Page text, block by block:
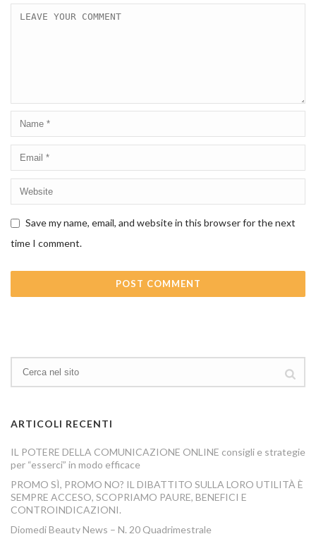
Save my name, email, and website in this browser for the next
time I comment.
ARTICOLI RECENTI
IL POTERE DELLA COMUNICAZIONE ONLINE consigli e strategie
per “esserci” in modo efficace
PROMO SÌ, PROMO NO? IL DIBATTITO SULLA LORO UTILITÀ È
SEMPRE ACCESO, SCOPRIAMO PAURE, BENEFICI E
CONTROINDICAZIONI.
Diomedi Beauty News – N. 20 Quadrimestrale